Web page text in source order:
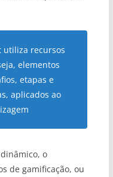
utiliza recursos
elementos
etapas e
aplicados ao
o
de gamificação, ou